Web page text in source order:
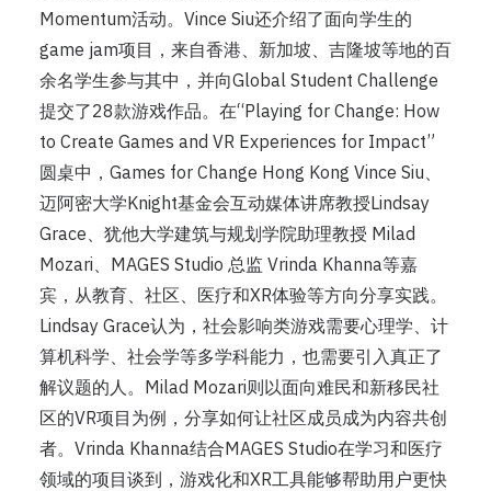
Momentum活动。Vince Siu还介绍了面向学生的
game jam项目，来自香港、新加坡、吉隆坡等地的百
余名学生参与其中，并向Global Student Challenge
提交了28款游戏作品。在“Playing for Change: How
to Create Games and VR Experiences for Impact”
圆桌中，Games for Change Hong Kong Vince Siu、
迈阿密大学Knight基金会互动媒体讲席教授Lindsay
Grace、犹他大学建筑与规划学院助理教授 Milad
Mozari、MAGES Studio 总监 Vrinda Khanna等嘉
宾，从教育、社区、医疗和XR体验等方向分享实践。
Lindsay Grace认为，社会影响类游戏需要心理学、计
算机科学、社会学等多学科能力，也需要引入真正了
解议题的人。Milad Mozari则以面向难民和新移民社
区的VR项目为例，分享如何让社区成员成为内容共创
者。Vrinda Khanna结合MAGES Studio在学习和医疗
领域的项目谈到，游戏化和XR工具能够帮助用户更快